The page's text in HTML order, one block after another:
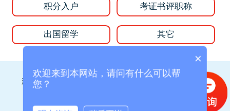
积分入户 考证书评职称
出国留学 其它
测试结果将发送到您的手机或微信，请确保填写的准确性！
×
欢迎来到本网站，请问有什么可以帮
您？